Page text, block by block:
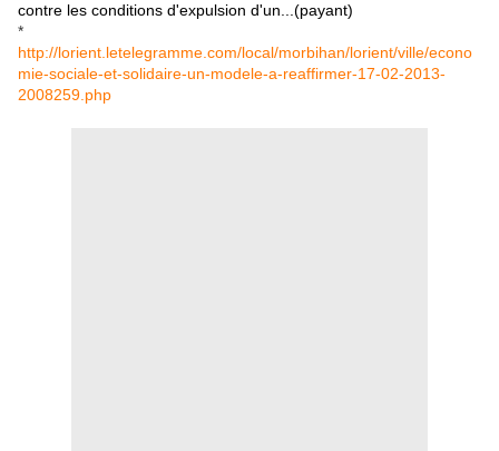
contre les conditions d'expulsion d'un...(payant)
*
http://lorient.letelegramme.com/local/morbihan/lorient/ville/econo
mie-sociale-et-solidaire-un-modele-a-reaffirmer-17-02-2013-
2008259.php